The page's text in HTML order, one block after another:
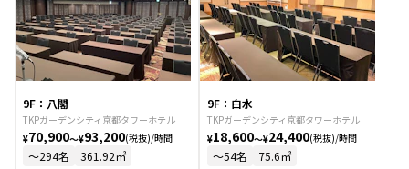
9F：八閣
TKPガーデンシティ京都タワーホテル
¥70,900〜¥93,200(税抜)/時間
〜294名 361.92㎡
9F：白水
TKPガーデンシティ京都タワーホテル
¥18,600〜¥24,400(税抜)/時間
〜54名 75.6㎡